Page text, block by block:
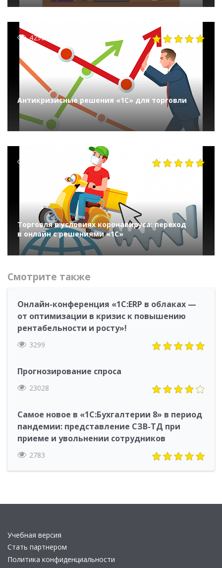
4296
Антикризисные решения «1С» для торговли
Торговля в условиях коронавируса: переход
в онлайн с решениями «1С»
Смотрите также
Онлайн-конференция «1С:ERP в облаках —
от оптимизации в кризис к повышению
рентабельности и росту»!
3299
Прогнозирование спроса
23028
Самое новое в «1С:Бухгалтерии 8» в период
пандемии: представление СЗВ-ТД при
приеме и увольнении сотрудников
2783
Учебная версия
Стать партнером
Политика конфиденциальности